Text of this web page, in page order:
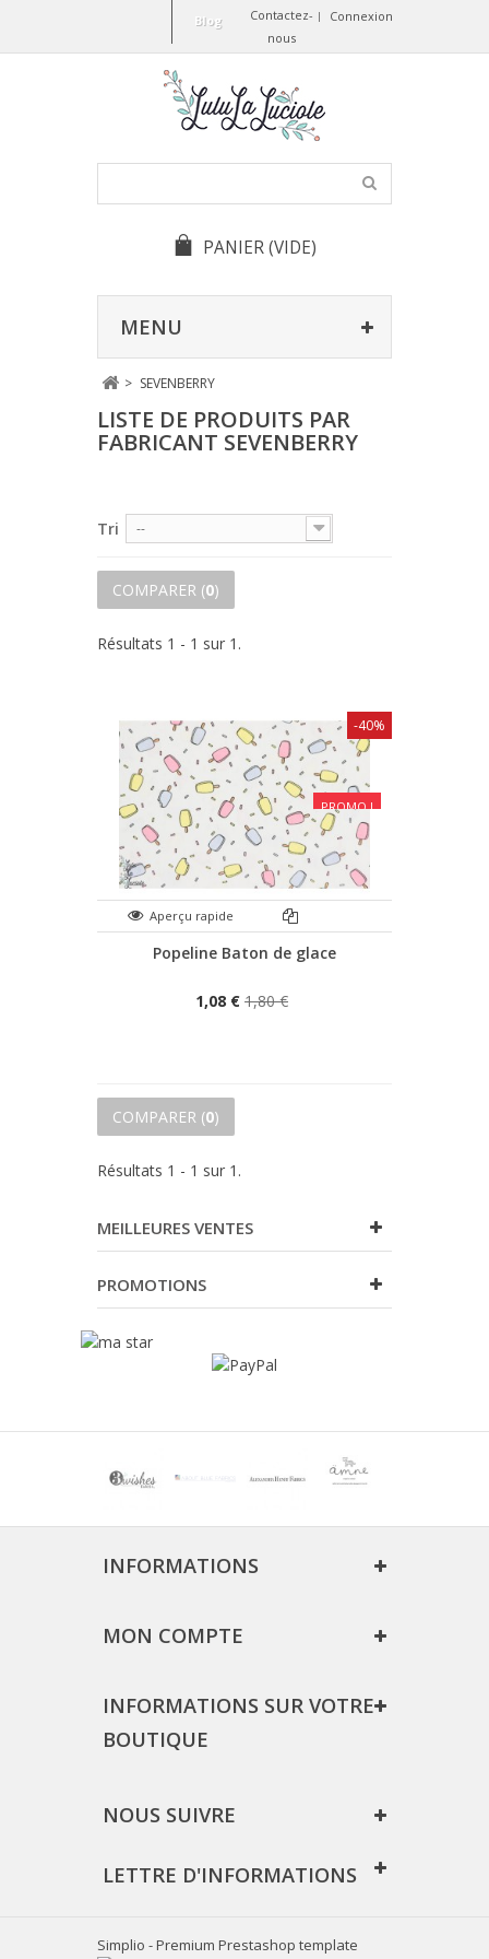
Connexion
Contactez-
nous
Blog
PANIER(VIDE)
MENU
> SEVENBERRY
LISTE DE PRODUITS PAR
FABRICANT SEVENBERRY
Tri --
COMPARER (0)
Résultats 1 - 1 sur 1.
PROMO !
Aperçu rapide
Popeline Baton de glace
1,08 € 1,80 €
-40%
COMPARER (0)
Résultats 1 - 1 sur 1.
MEILLEURES VENTES
PROMOTIONS
INFORMATIONS
MON COMPTE
INFORMATIONS SUR VOTRE
BOUTIQUE
NOUS SUIVRE
LETTRE D'INFORMATIONS
Simplio - Premium Prestashop template